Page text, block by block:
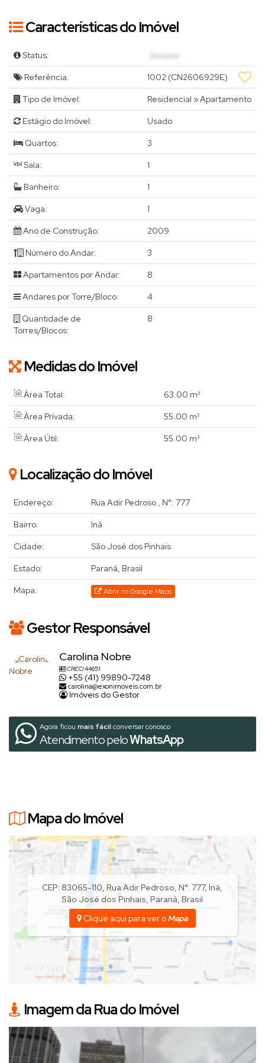
Características do Imóvel
Status: Exclusivo
Referência: 1002 (CN2606929E)
Tipo de Imóvel: Residencial »Apartamento
Estágio do Imóvel: Usado
Quartos: 3
Sala: 1
Banheiro: 1
Vaga: 1
Ano de Construção: 2009
Número do Andar: 3
Apartamentos por Andar: 8
Andares por Torre/Bloco: 4
Quantidade de
Torres/Blocos:
8
Medidas do Imóvel
Área Total: 63.00 m²
Área Privada: 55.00 m²
Área Útil: 55.00 m²
Localização do Imóvel
Endereço: Rua Adir Pedroso , N°: 777
Bairro: Iná
Cidade: São José dos Pinhais
Estado: Paraná, Brasil
Mapa: Abrir no Google Maps
Gestor Responsável
Carolina Nobre
CRECI44651
+55 (41) 99890-7248
carolina@exonimoveis.com.br
Imóveis do Gestor
Agora ficou mais fácil conversar conosco
Atendimento peloWhatsApp
Mapa do Imóvel
CEP: 83065-110,Rua Adir Pedroso,N°: 777,Iná,
São José dos Pinhais,Paraná,Brasil
Clique aqui para ver oMapa
Imagem da Rua do Imóvel